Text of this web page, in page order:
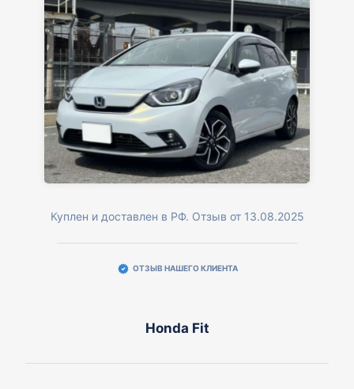
Куплен и доставлен в РФ. Отзыв от 13.08.2025
ОТЗЫВ НАШЕГО КЛИЕНТА
Honda Fit